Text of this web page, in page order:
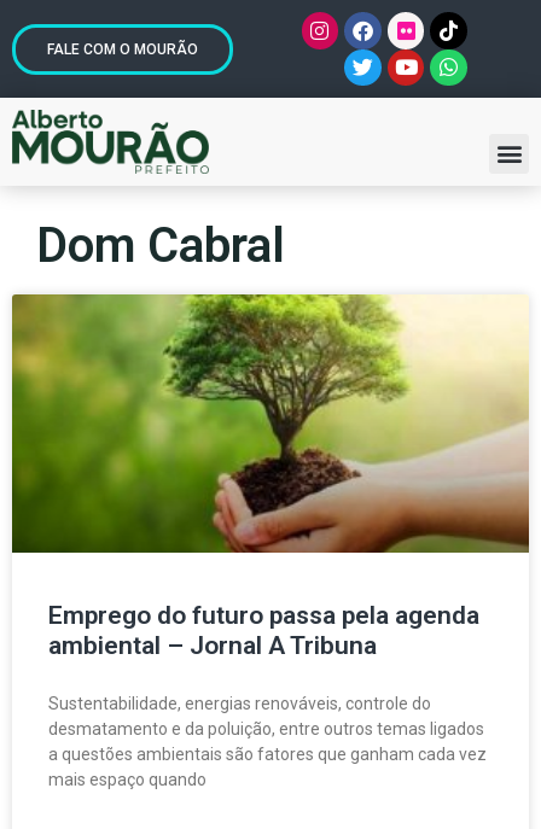
FALE COM O MOURÃO
Dom Cabral
Emprego do futuro passa pela agenda
ambiental – Jornal A Tribuna
Sustentabilidade, energias renováveis, controle do
desmatamento e da poluição, entre outros temas ligados
a questões ambientais são fatores que ganham cada vez
mais espaço quando